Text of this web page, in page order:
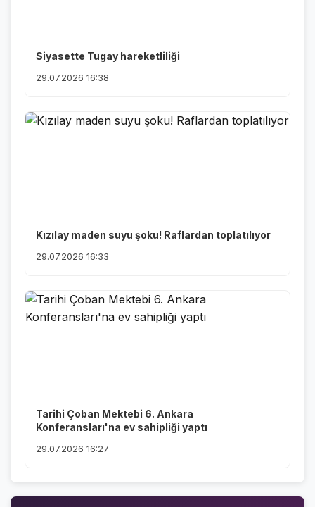
Siyasette Tugay hareketliliği
29.07.2026 16:38
Kızılay maden suyu şoku! Raflardan toplatılıyor
29.07.2026 16:33
Tarihi Çoban Mektebi 6. Ankara
Konferansları'na ev sahipliği yaptı
29.07.2026 16:27